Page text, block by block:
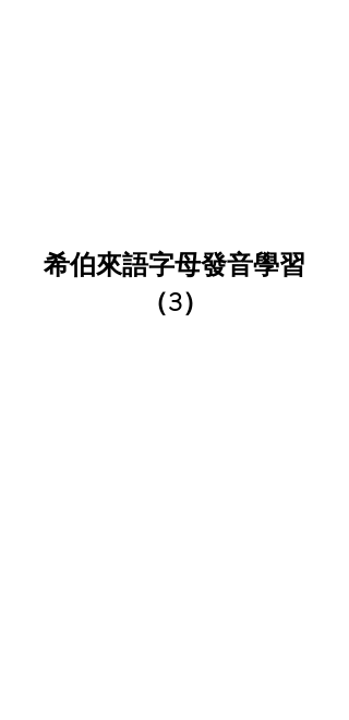
希伯來語字母發音學習
（3）